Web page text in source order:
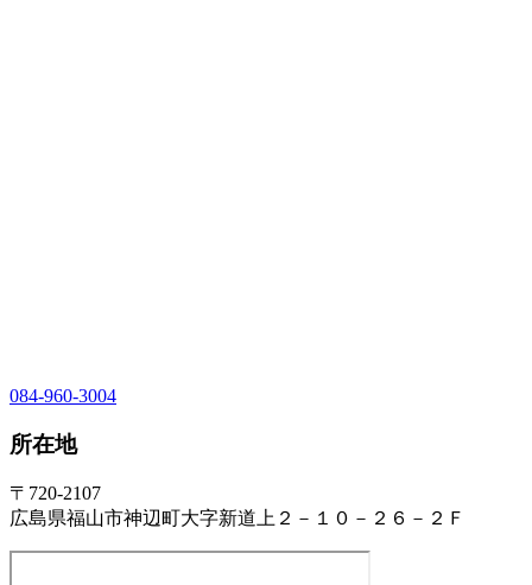
084-960-3004
所在地
〒720-2107
広島県福山市神辺町大字新道上２－１０－２６－２Ｆ